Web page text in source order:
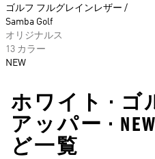
ゴルフ フルグレインレザー /
Samba Golf
オリジナルス
13 カラー
NEW
ホワイト • ゴ
アッパー •
ど一覧